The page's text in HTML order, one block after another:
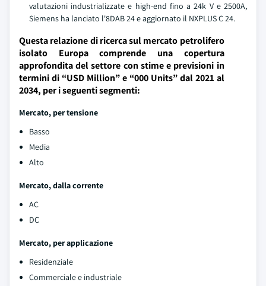
valutazioni industrializzate e high-end fino a 24k V e 2500A,
Siemens ha lanciato l'8DAB 24 e aggiornato il NXPLUS C 24.
Questa relazione di ricerca sul mercato petrolifero
isolato Europa comprende una copertura
approfondita del settore con stime e previsioni in
termini di “USD Million” e “000 Units” dal 2021 al
2034, per i seguenti segmenti:
Mercato, per tensione
Basso
Media
Alto
Mercato, dalla corrente
AC
DC
Mercato, per applicazione
Residenziale
Commerciale e industriale